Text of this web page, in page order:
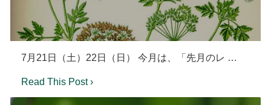
7月21日（土）22日（日） 今月は、「先月のレ …
Read This Post ›